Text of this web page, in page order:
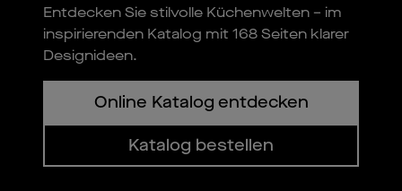
Entdecken Sie stilvolle Küchenwelten – im
inspirierenden Katalog mit 168 Seiten klarer
Designideen.
Online Katalog entdecken
Katalog bestellen